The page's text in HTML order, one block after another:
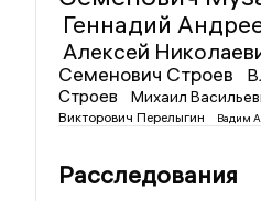
Геннадий
Алексей
Семенович Строев
Строев
Михаил
Викторович Перелыгин
Вадим
Расследования